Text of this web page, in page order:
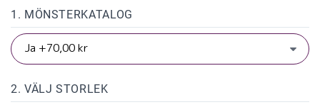
1. MÖNSTERKATALOG
2. VÄLJ STORLEK